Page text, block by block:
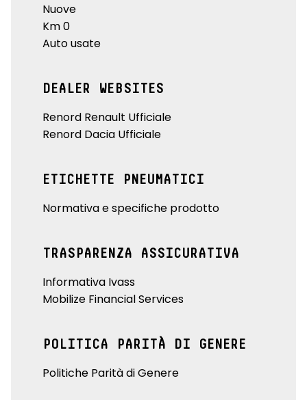
Nuove
Km 0
Auto usate
DEALER WEBSITES
Renord Renault Ufficiale
Renord Dacia Ufficiale
ETICHETTE PNEUMATICI
Normativa e specifiche prodotto
TRASPARENZA ASSICURATIVA
Informativa Ivass
Mobilize Financial Services
POLITICA PARITÀ DI GENERE
Politiche Parità di Genere